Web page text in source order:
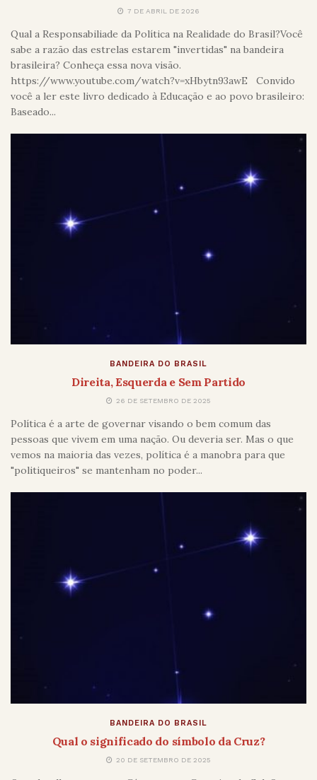
7 DE ABRIL DE 2026
Qual a Responsabiliade da Política na Realidade do Brasil?Você
sabe a razão das estrelas estarem "invertidas" na bandeira
brasileira? Conheça essa nova visão.
https://www.youtube.com/watch?v=xHbytn93awE Convido
você a ler este livro dedicado à Educação e ao povo brasileiro:
Baseado...
BANDEIRA DO BRASIL
Direita, Esquerda e Sem Partido
26 DE SETEMBRO DE 2025
Política é a arte de governar visando o bem comum das
pessoas que vivem em uma nação. Ou deveria ser. Mas o que
vemos na maioria das vezes, política é a manobra para que
"politiqueiros" se mantenham no poder...
BANDEIRA DO BRASIL
Qual o significado do símbolo da Cruz?
20 DE SETEMBRO DE 2025